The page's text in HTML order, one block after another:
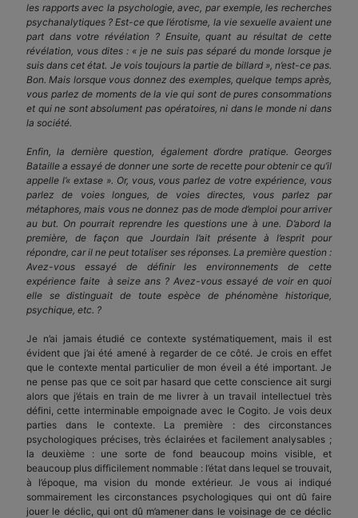
les rapports avec la psychologie, avec, par exemple, les recherches
psychanalytiques ? Est-ce que l’érotisme, la vie sexuelle avaient une
part dans votre révélation ? Ensuite, quant au résultat de cette
révélation, vous dites : « je ne suis pas séparé du monde lorsque je
suis dans cet état. Je vois toujours la partie de billard », n’est-ce pas.
Bon. Mais lorsque vous donnez des exemples, quelque temps après,
vous parlez de moments de la vie qui sont de pures consommations
et qui ne sont absolument pas opératoires, ni dans le monde ni dans
la société.
Enfin, la dernière question, également d’ordre pratique. Georges
Bataille a essayé de donner une sorte de recette pour obtenir ce qu’il
appelle l’« extase ». Or, vous, vous parlez de votre expérience, vous
parlez de voies longues, de voies directes, vous parlez par
métaphores, mais vous ne donnez pas de mode d’emploi pour arriver
au but. On pourrait reprendre les questions une à une. D’abord la
première, de façon que Jourdain l’ait présente à l’esprit pour
répondre, car il ne peut totaliser ses réponses. La première question :
Avez-vous essayé de définir les environnements de cette
expérience faite à seize ans ? Avez-vous essayé de voir en quoi
elle se distinguait de toute espèce de phénomène historique,
psychique, etc. ?
Je n’ai jamais étudié ce contexte systématiquement, mais il est
évident que j’ai été amené à regarder de ce côté. Je crois en effet
que le contexte mental particulier de mon éveil a été important. Je
ne pense pas que ce soit par hasard que cette conscience ait surgi
alors que j’étais en train de me livrer à un travail intellectuel très
défini, cette interminable empoignade avec le Cogito. Je vois deux
parties dans le contexte. La première : des circonstances
psychologiques précises, très éclairées et facilement analysables ;
la deuxième : une sorte de fond beaucoup moins visible, et
beaucoup plus difficilement nommable : l’état dans lequel se trouvait,
à l’époque, ma vision du monde extérieur. Je vous ai indiqué
sommairement les circonstances psychologiques qui ont dû faire
jouer le déclic, qui ont dû m’amener dans le voisinage de ce déclic